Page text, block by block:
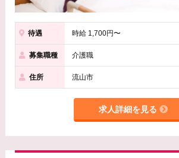
待遇 時給 1,700円〜
募集職種 介護職
住所 流山市
求人詳細を見る